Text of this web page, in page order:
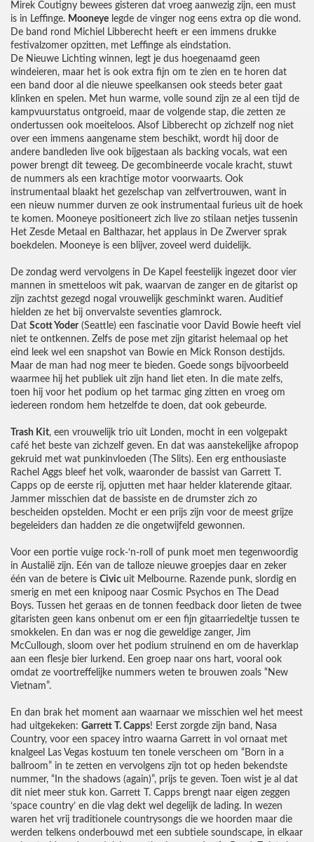
Mirek Coutigny bewees gisteren dat vroeg aanwezig zijn, een must
is in Leffinge. Mooneye legde de vinger nog eens extra op die wond.
De band rond Michiel Libberecht heeft er een immens drukke
festivalzomer opzitten, met Leffinge als eindstation.
De Nieuwe Lichting winnen, legt je dus hoegenaamd geen
windeieren, maar het is ook extra fijn om te zien en te horen dat
een band door al die nieuwe speelkansen ook steeds beter gaat
klinken en spelen. Met hun warme, volle sound zijn ze al een tijd de
kampvuurstatus ontgroeid, maar de volgende stap, die zetten ze
ondertussen ook moeiteloos. Alsof Libberecht op zichzelf nog niet
over een immens aangename stem beschikt, wordt hij door de
andere bandleden live ook bijgestaan als backing vocals, wat een
power brengt dit teweeg. De gecombineerde vocale kracht, stuwt
de nummers als een krachtige motor voorwaarts. Ook
instrumentaal blaakt het gezelschap van zelfvertrouwen, want in
een nieuw nummer durven ze ook instrumentaal furieus uit de hoek
te komen. Mooneye positioneert zich live zo stilaan netjes tussenin
Het Zesde Metaal en Balthazar, het applaus in De Zwerver sprak
boekdelen. Mooneye is een blijver, zoveel werd duidelijk.
De zondag werd vervolgens in De Kapel feestelijk ingezet door vier
mannen in smetteloos wit pak, waarvan de zanger en de gitarist op
zijn zachtst gezegd nogal vrouwelijk geschminkt waren. Auditief
hielden ze het bij onvervalste seventies glamrock.
Dat Scott Yoder (Seattle) een fascinatie voor David Bowie heeft viel
niet te ontkennen. Zelfs de pose met zijn gitarist helemaal op het
eind leek wel een snapshot van Bowie en Mick Ronson destijds.
Maar de man had nog meer te bieden. Goede songs bijvoorbeeld
waarmee hij het publiek uit zijn hand liet eten. In die mate zelfs,
toen hij voor het podium op het tarmac ging zitten en vroeg om
iedereen rondom hem hetzelfde te doen, dat ook gebeurde.
Trash Kit, een vrouwelijk trio uit Londen, mocht in een volgepakt
café het beste van zichzelf geven. En dat was aanstekelijke afropop
gekruid met wat punkinvloeden (The Slits). Een erg enthousiaste
Rachel Aggs bleef het volk, waaronder de bassist van Garrett T.
Capps op de eerste rij, opjutten met haar helder klaterende gitaar.
Jammer misschien dat de bassiste en de drumster zich zo
bescheiden opstelden. Mocht er een prijs zijn voor de meest grijze
begeleiders dan hadden ze die ongetwijfeld gewonnen.
Voor een portie vuige rock-‘n-roll of punk moet men tegenwoordig
in Austalië zijn. Eén van de talloze nieuwe groepjes daar en zeker
één van de betere is Civic uit Melbourne. Razende punk, slordig en
smerig en met een knipoog naar Cosmic Psychos en The Dead
Boys. Tussen het geraas en de tonnen feedback door lieten de twee
gitaristen geen kans onbenut om er een fijn gitaarriedeltje tussen te
smokkelen. En dan was er nog die geweldige zanger, Jim
McCullough, sloom over het podium struinend en om de haverklap
aan een flesje bier lurkend. Een groep naar ons hart, vooral ook
omdat ze voortreffelijke nummers weten te brouwen zoals “New
Vietnam”.
En dan brak het moment aan waarnaar we misschien wel het meest
had uitgekeken: Garrett T. Capps! Eerst zorgde zijn band, Nasa
Country, voor een spacey intro waarna Garrett in vol ornaat met
knalgeel Las Vegas kostuum ten tonele verscheen om “Born in a
ballroom” in te zetten en vervolgens zijn tot op heden bekendste
nummer, “In the shadows (again)”, prijs te geven. Toen wist je al dat
dit niet meer stuk kon. Garrett T. Capps brengt naar eigen zeggen
‘space country’ en die vlag dekt wel degelijk de lading. In wezen
waren het vrij traditionele countrysongs die we hoorden maar die
werden telkens onderbouwd met een subtiele soundscape, in elkaar